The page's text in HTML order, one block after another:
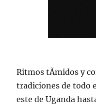
Ritmos tÃ­midos y
tradiciones de todo
este de Uganda